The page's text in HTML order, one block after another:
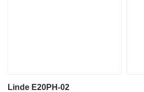
Linde E20PH-02